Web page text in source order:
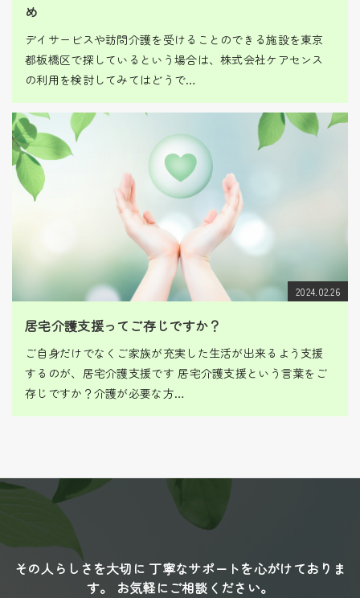
め
デイサービスや訪問介護を受けることのできる施設を東京
都板橋区で探しているという場合は、株式会社ケアセンス
の利用を検討してみてはどうで…
2024.02.26
居宅介護支援ってご存じですか？
ご自身だけでなくご家族が充実した生活が出来るよう支援
するのが、居宅介護支援です 居宅介護支援という言葉をご
存じですか？介護が必要な方…
その人らしさを大切に 丁寧なサポートを心がけておりま
す。
お気軽にご相談ください。